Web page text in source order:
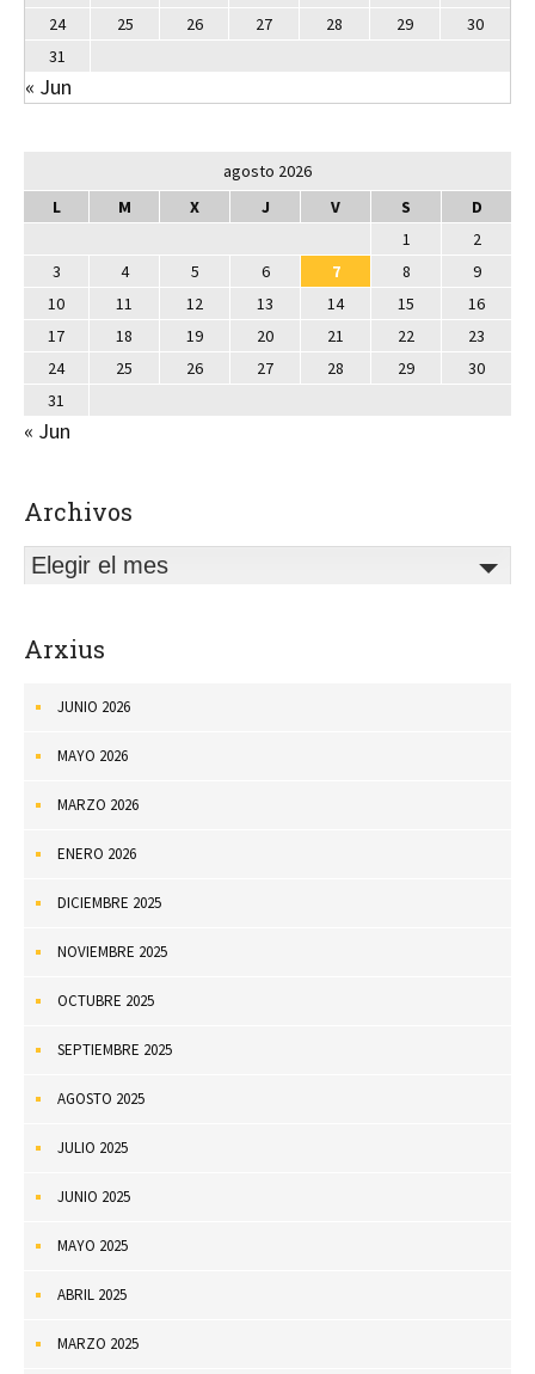
24
25 26 27 28 29
30
31
« Jun
agosto 2026
L
M X J V S
D
1
2
3
4 5 6 7 8
9
10
11 12 13 14 15
16
17
18 19 20 21 22
23
24
25 26 27 28 29
30
31
« Jun
Archivos
Elegir el mes
Arxius
JUNIO 2026
MAYO 2026
MARZO 2026
ENERO 2026
DICIEMBRE 2025
NOVIEMBRE 2025
OCTUBRE 2025
SEPTIEMBRE 2025
AGOSTO 2025
JULIO 2025
JUNIO 2025
MAYO 2025
ABRIL 2025
MARZO 2025